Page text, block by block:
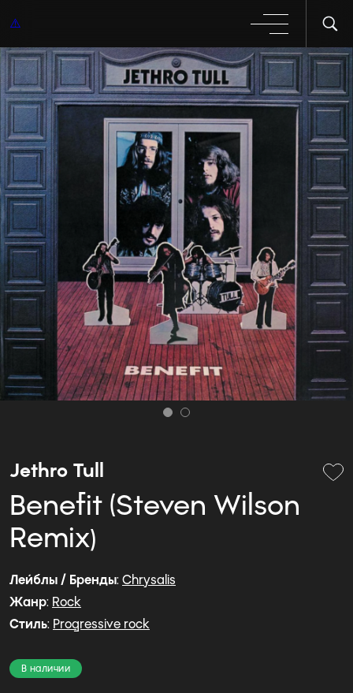
Jethro Tull
Benefit (Steven Wilson
Remix)
Лейблы / Бренды: Chrysalis
Жанр: Rock
Стиль: Progressive rock
В наличии